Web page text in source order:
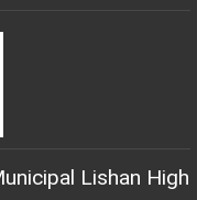
Lishan High